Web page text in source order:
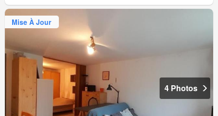
Mise À Jour
4 Photos